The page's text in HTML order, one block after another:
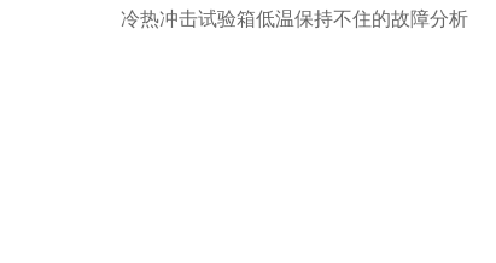
冷热冲击试验箱低温保持不住的故障分析